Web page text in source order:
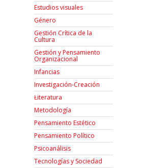
Estudios visuales
Género
Gestión Crítica de la
Cultura
Gestión y Pensamiento
Organizacional
Infancias
Investigación-Creación
Łiteratura
Metodología
Pensamiento Estético
Pensamiento Político
Psicoanálisis
Tecnologías y Sociedad